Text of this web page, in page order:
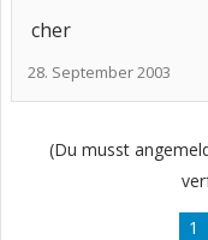
cher
28. September 2003
(Du musst
1